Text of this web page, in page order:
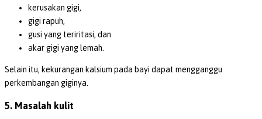
kerusakan gigi,
gigi rapuh,
gusi yang teriritasi, dan
akar gigi yang lemah.
Selain itu, kekurangan kalsium pada bayi dapat mengganggu
perkembangan giginya.
5. Masalah kulit